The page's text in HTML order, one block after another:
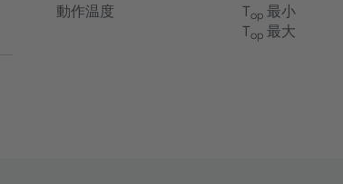
動作温度 Top 最小
Top 最大